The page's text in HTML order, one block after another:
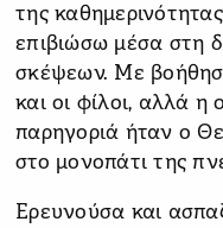
της
επιβιώσω μέσα στη
σκέψεων. Με
και οι φίλοι, αλλά η
παρηγοριά ήταν ο
στο μονοπάτι της
Ερευνούσα και